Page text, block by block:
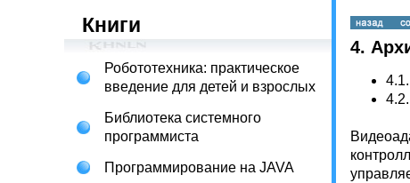
Книги
Робототехника: практическое
введение для детей и взрослых
Библиотека системного
программиста
Программирование на JAVA
4.